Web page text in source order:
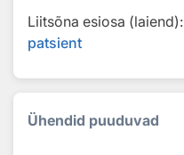
Liitsõna esiosa (laiend):
patsient
Ühendid puuduvad